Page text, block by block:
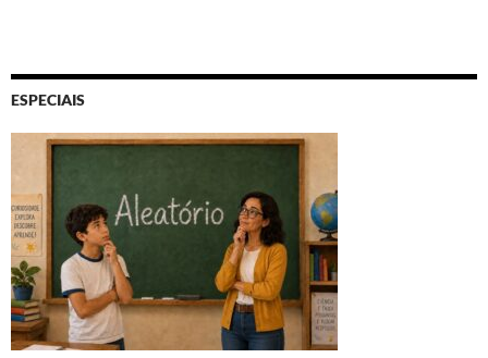
ESPECIAIS